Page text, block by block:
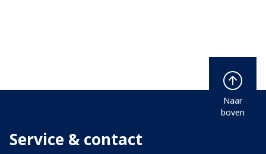
Naar
boven
Service & contact